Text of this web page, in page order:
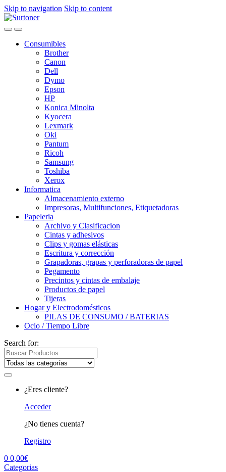
Skip to navigation Skip to content
Consumibles
Brother
Canon
Dell
Dymo
Epson
HP
Konica Minolta
Kyocera
Lexmark
Oki
Pantum
Ricoh
Samsung
Toshiba
Xerox
Informatica
Almacenamiento externo
Impresoras, Multifunciones, Etiquetadoras
Papeleria
Archivo y Clasificacion
Cintas y adhesivos
Clips y gomas elásticas
Escritura y corrección
Grapadoras, grapas y perforadoras de papel
Pegamento
Precintos y cintas de embalaje
Productos de papel
Tijeras
Hogar y Electrodomésticos
PILAS DE CONSUMO / BATERIAS
Ocio / Tiempo Libre
Search for:
¿Eres cliente?
Acceder
¿No tienes cuenta?
Registro
0 0,00€
Categorias